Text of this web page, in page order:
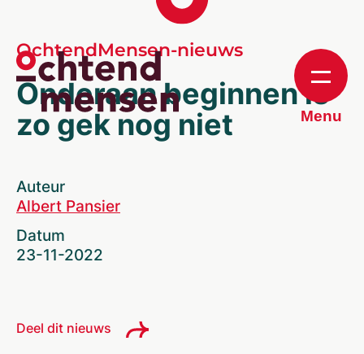
Menu
OchtendMensen-nieuws
Onderaan beginnen is
zo gek nog niet
Auteur
Albert Pansier
Datum
23-11-2022
Deel dit nieuws